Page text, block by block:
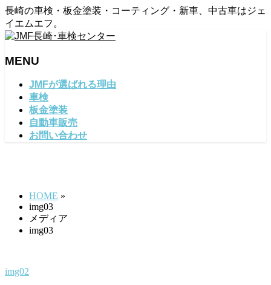
長崎の車検・板金塗装・コーティング・新車、中古車はジェ
イエムエフ。
MENU
JMFが選ばれる理由
車検
板金塗装
自動車販売
お問い合わせ
HOME »
img03
メディア
img03
img02